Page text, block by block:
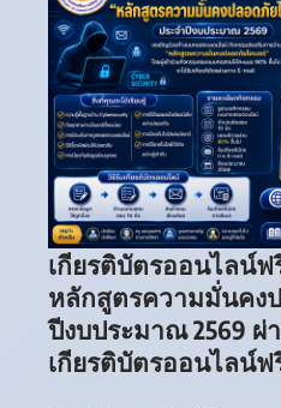
เกียรติบัตรออนไลน์
หลักสูตรความมั่นคง
ปีงบประมาณ 2569 ผ่
เกียรติบัตรออนไลน์ฟ